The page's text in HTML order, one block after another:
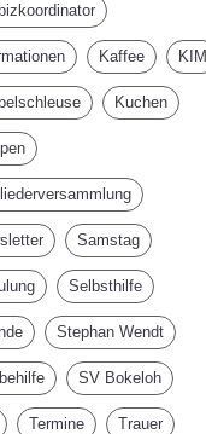
Kaffee KIM
Kuchen
Samstag
Selbsthilfe
Stephan Wendt
SV Bokeloh
Termine Trauer